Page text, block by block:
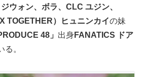
ウォン、ボラ、CLC ユジン、
TOGETHER）ヒュニンカイの妹
48」 出身 FANATICS ドア
る。